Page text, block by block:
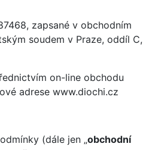
zapsané v obchodním
soudem v Praze, oddíl C,
on-line obchodu
adrese www.diochi.cz
(dále jen „obchodní